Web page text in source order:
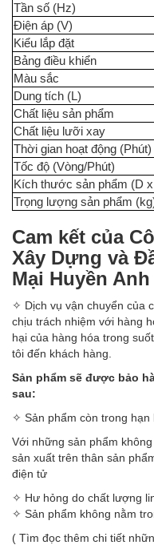
Tần số (Hz)
Điện áp (V)
Kiểu lắp đặt
Bảng điều khiển
Màu sắc
Dung tích (L)
Chất liệu sản phẩm
Chất liệu lưỡi xay
Thời gian hoạt động (Phút)
Tốc độ (Vòng/Phút)
Kích thước sản phẩm (D
Trọng lượng sản phẩm
Cam kết của
Xây Dựng và
Mại Huyền Anh
✧ Dịch vụ vận chuyển của
chịu trách nhiệm với hàng
hại của hàng hóa trong
tôi đến khách hàng.
Sản phẩm sẽ được bảo
sau:
✧ Sản phẩm còn trong hạn
Với những sản phẩm
sản xuất trên thân sản
điện tử
✧ Hư hỏng do chất lượng
✧ Sản phẩm không nằm
( Tìm đọc thêm chi tiết